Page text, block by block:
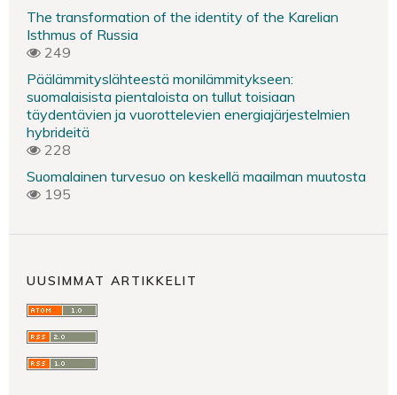
The transformation of the identity of the Karelian
Isthmus of Russia
249
Päälämmityslähteestä monilämmitykseen:
suomalaisista pientaloista on tullut toisiaan
täydentävien ja vuorottelevien energiajärjestelmien
hybrideitä
228
Suomalainen turvesuo on keskellä maailman muutosta
195
UUSIMMAT ARTIKKELIT